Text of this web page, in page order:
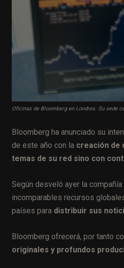
Oficinas de Bloomberg en Londres. Su sede
Bloomberg ha anunciado su
de este año con la creación de
temas de su red sino con
Según desveló ayer la
incomparables recursos
países para distribuir sus
Bloomberg ofrecerá, por tanto
originales y profundos